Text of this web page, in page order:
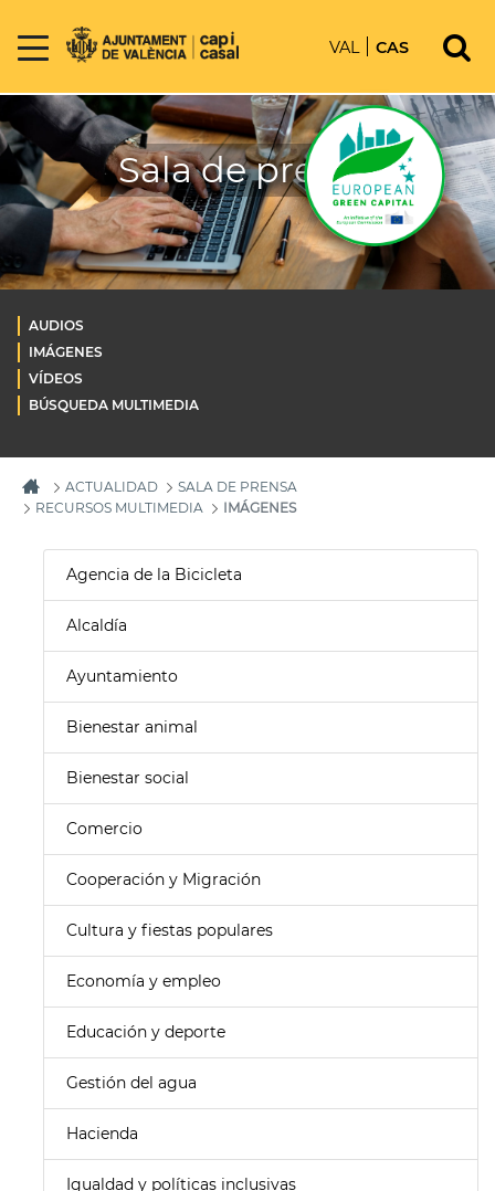
VAL CAS
Sala de prensa
AUDIOS
IMÁGENES
VÍDEOS
BÚSQUEDA MULTIMEDIA
ACTUALIDAD
SALA DE PRENSA
RECURSOS MULTIMEDIA
IMÁGENES
Agencia de la Bicicleta
Alcaldía
Ayuntamiento
Bienestar animal
Bienestar social
Comercio
Cooperación y Migración
Cultura y fiestas populares
Economía y empleo
Educación y deporte
Gestión del agua
Hacienda
Igualdad y políticas inclusivas